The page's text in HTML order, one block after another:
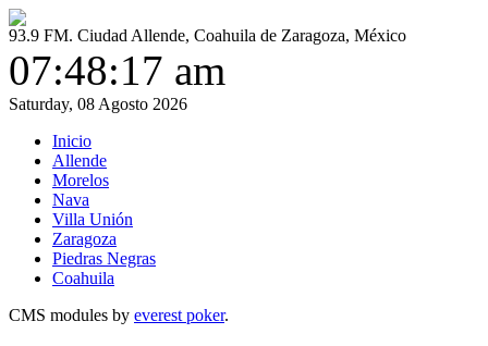
93.9 FM. Ciudad Allende, Coahuila de Zaragoza, México
07:48:17 am
Saturday, 08 Agosto 2026
Inicio
Allende
Morelos
Nava
Villa Unión
Zaragoza
Piedras Negras
Coahuila
CMS modules by everest poker.